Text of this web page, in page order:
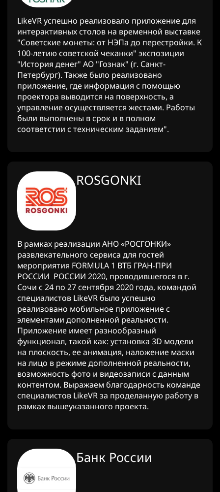
LikeVR успешно реализовало приложение для
интерактивных столов на временной выставке
"Советские монеты: от НЭПа до перестройки. К
100-летию советской чеканки" экспозиции
"История денег" АО "Гознак" (г. Санкт-
Петербург). Также было реализовано
приложение, где информация с помощью
проектора выводится на поверхность, а
управление осуществляется жестами. Работы
были выполнены в срок и в полном
соответстии с техническим заданием".
ROSGONKI
В рамках реализации АНО «РОСГОНКИ»
развлекательного сервиса для гостей
мероприятия FORMULA 1 ВТБ ГРАН-ПРИ
РОССИИ РОССИИ 2020, проводившегося в г.
Сочи с 24 по 27 сентября 2020 года, командой
специалистов LikeVR было успешно
реализовано мобильное приложение с
элементами дополненной реальности.
Приложение имеет разнообразный
функционал, такой как: установка 3D модели
на плоскость, ее анимация, наложение маски
на лицо в режиме дополненной реальности,
возможность фото и видеозаписи с данным
контентом. Выражаем благодарность команде
специалистов LikeVR за проделанную работу в
рамках вышеуказанного проекта.
Банк России